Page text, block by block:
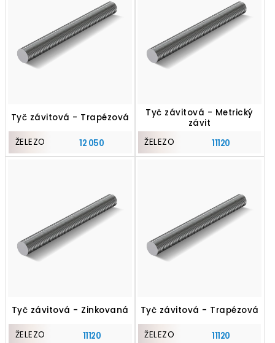
Tyč závitová - Trapézová
ŽELEZO 12 050
Tyč závitová - Metrický
závit
ŽELEZO
11120
Tyč závitová - Zinkovaná
ŽELEZO 11120
Tyč závitová - Trapézová
ŽELEZO 11120